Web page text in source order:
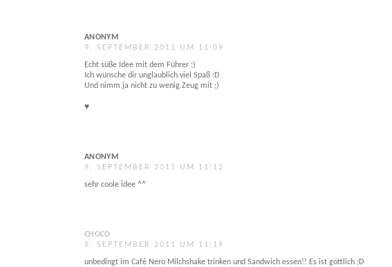
ANONYM
9. SEPTEMBER 2011 UM 11:09
Echt süße Idee mit dem Führer ;)
Ich wünsche dir unglaublich viel Spaß :D
Und nimm ja nicht zu wenig Zeug mit ;)
♥
ANONYM
9. SEPTEMBER 2011 UM 11:12
sehr coole idee ^^
CHOCO
9. SEPTEMBER 2011 UM 11:19
unbedingt im Café Nero Milchshake trinken und Sandwich essen!! Es ist göttlich ;D